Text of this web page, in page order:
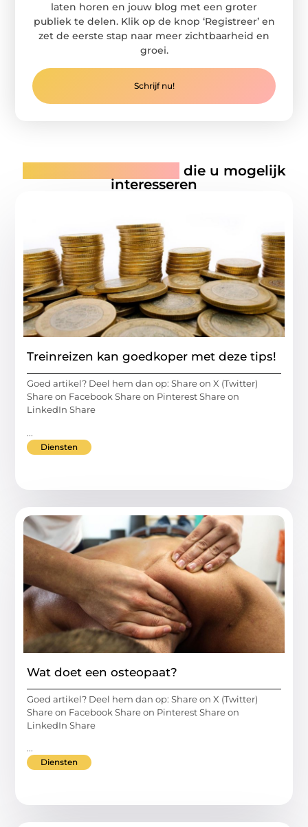
laten horen en jouw blog met een groter
publiek te delen. Klik op de knop ‘Registreer’ en
zet de eerste stap naar meer zichtbaarheid en
groei.
Schrijf nu!
die u mogelijk
interesseren
Treinreizen kan goedkoper met deze tips!
Goed artikel? Deel hem dan op: Share on X (Twitter)
Share on Facebook Share on Pinterest Share on
LinkedIn Share
...
Diensten
Wat doet een osteopaat?
Goed artikel? Deel hem dan op: Share on X (Twitter)
Share on Facebook Share on Pinterest Share on
LinkedIn Share
...
Diensten